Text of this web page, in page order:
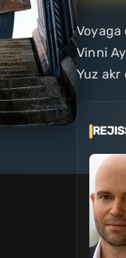
Vinni
Yuz akr